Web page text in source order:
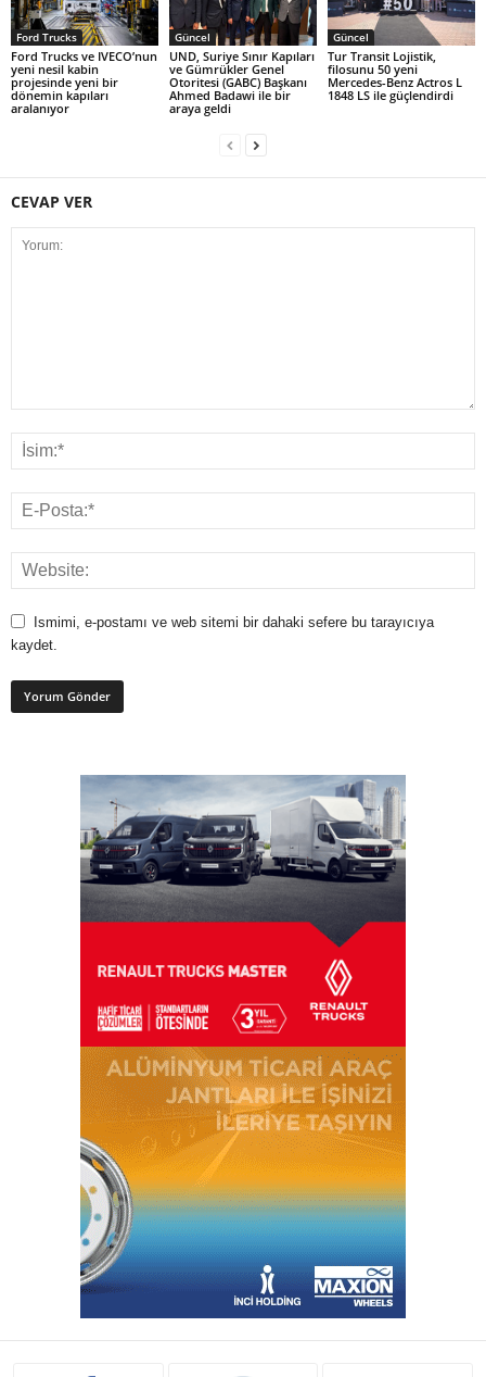
Ford Trucks
Ford Trucks ve IVECO’nun
yeni nesil kabin
projesinde yeni bir
dönemin kapıları
aralanıyor
Güncel
UND, Suriye Sınır Kapıları
ve Gümrükler Genel
Otoritesi (GABC) Başkanı
Ahmed Badawi ile bir
araya geldi
Güncel
Tur Transit Lojistik,
filosunu 50 yeni
Mercedes-Benz Actros L
1848 LS ile güçlendirdi
CEVAP VER
Ismimi, e-postamı ve web sitemi bir dahaki sefere bu tarayıcıya
kaydet.